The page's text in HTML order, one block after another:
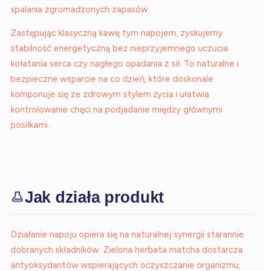
spalania zgromadzonych zapasów.
Zastępując klasyczną kawę tym napojem, zyskujemy
stabilność energetyczną bez nieprzyjemnego uczucia
kołatania serca czy nagłego opadania z sił. To naturalne i
bezpieczne wsparcie na co dzień, które doskonale
komponuje się ze zdrowym stylem życia i ułatwia
kontrolowanie chęci na podjadanie między głównymi
posiłkami.
Jak działa produkt
Działanie napoju opiera się na naturalnej synergii starannie
dobranych składników. Zielona herbata matcha dostarcza
antyoksydantów wspierających oczyszczanie organizmu,